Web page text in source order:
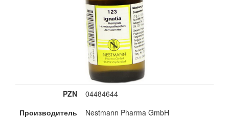
PZN
04484644
Производитель
Nestmann Pharma GmbH